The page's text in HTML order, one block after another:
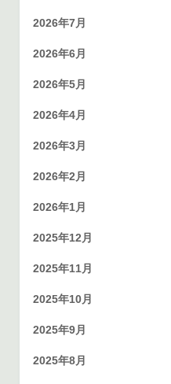
2026年7月
2026年6月
2026年5月
2026年4月
2026年3月
2026年2月
2026年1月
2025年12月
2025年11月
2025年10月
2025年9月
2025年8月